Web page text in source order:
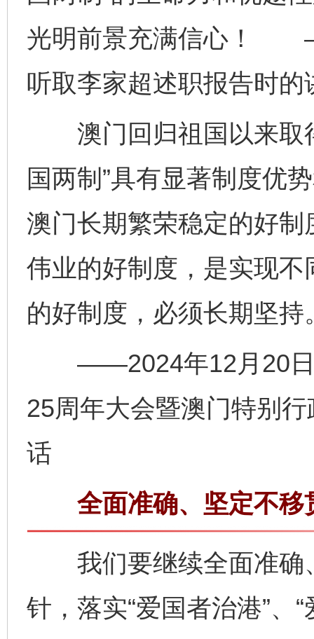
光明前景充满信心！
听取李家超述职报告时的
澳门回归祖国以来取
国两制”具有显著制度优
澳门长期繁荣稳定的好
伟业的好制度，是实现
的好制度，必须长期坚持
——2024年12月20日
25周年大会暨澳门特别
话
全面准确、坚定不移
我们要继续全面准确
针，落实“爱国者治港”、